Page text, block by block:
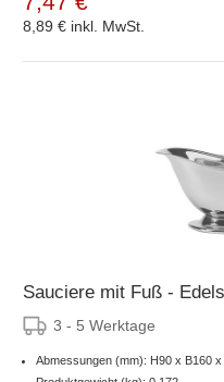
8,89 € inkl. MwSt.
Sauciere mit Fuß -
3 - 5 Werktage
Abmessungen (mm): H90 x B160 x